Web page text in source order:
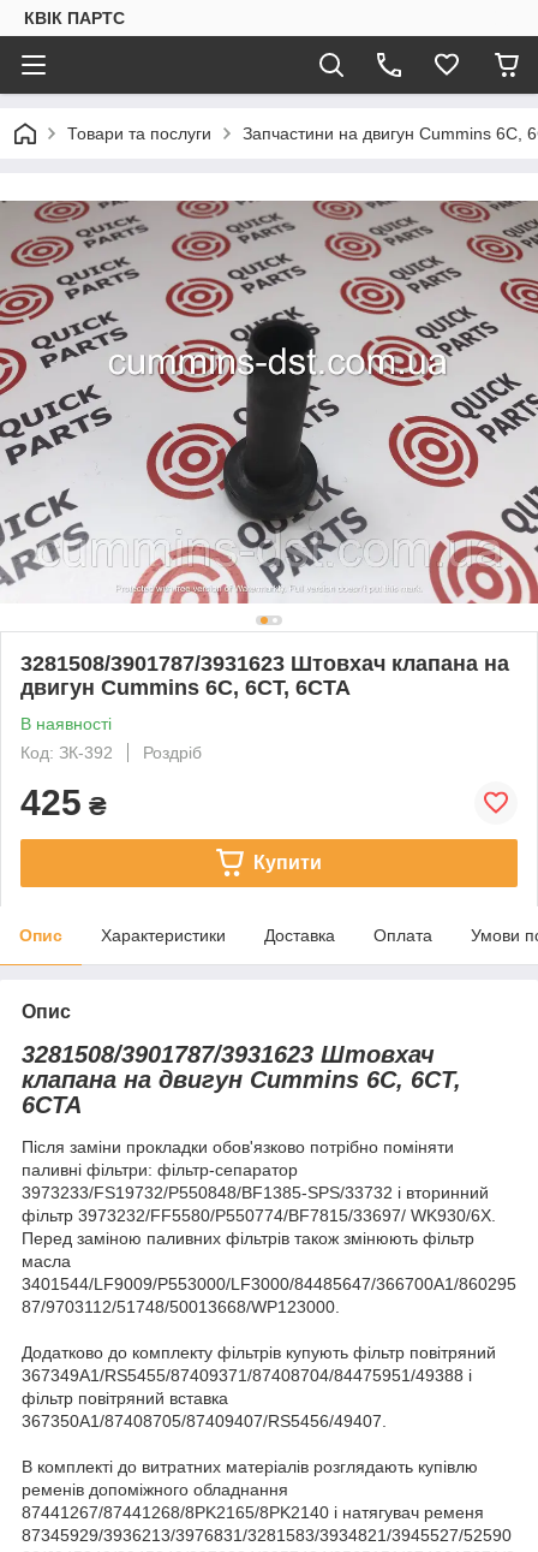
КВІК ПАРТС
Товари та послуги Запчастини на двигун Cummins 6C,
3281508/3901787/3931623 Штовхач клапана на
двигун Cummins 6C, 6CT, 6CTA
В наявності
Код: ЗК-392
Роздріб
425 ₴
Купити
Опис Характеристики Доставка Оплата Умови
Опис
3281508/3901787/3931623 Штовхач
клапана на двигун Cummins 6C, 6CT,
6CTA
Після заміни прокладки обов'язково потрібно поміняти
паливні фільтри: фільтр-сепаратор
3973233/FS19732/P550848/BF1385-SPS/33732 і вторинний
фільтр 3973232/FF5580/P550774/BF7815/33697/ WK930/6X.
Перед заміною паливних фільтрів також змінюють фільтр
масла
3401544/LF9009/P553000/LF3000/84485647/366700A1/860295
87/9703112/51748/50013668/WP123000.
Додатково до комплекту фільтрів купують фільтр повітряний
367349A1/RS5455/87409371/87408704/84475951/49388 і
фільтр повітряний вставка
367350A1/87408705/87409407/RS5456/49407.
В комплекті до витратних матеріалів розглядають купівлю
ременів допоміжного обладнання
87441267/87441268/8PK2165/8PK2140 і натягувач ременя
87345929/3936213/3976831/3281583/3934821/3945527/52590